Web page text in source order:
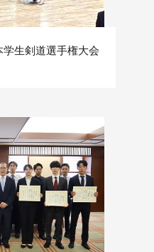
学生剣道選手権大会